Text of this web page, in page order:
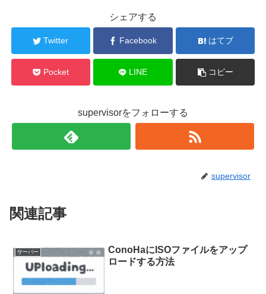
シェアする
Twitter Facebook はてブ
Pocket LINE コピー
supervisorをフォローする
supervisor
関連記事
サーバー
ConoHaにISOファイルをアップ
ロードする方法